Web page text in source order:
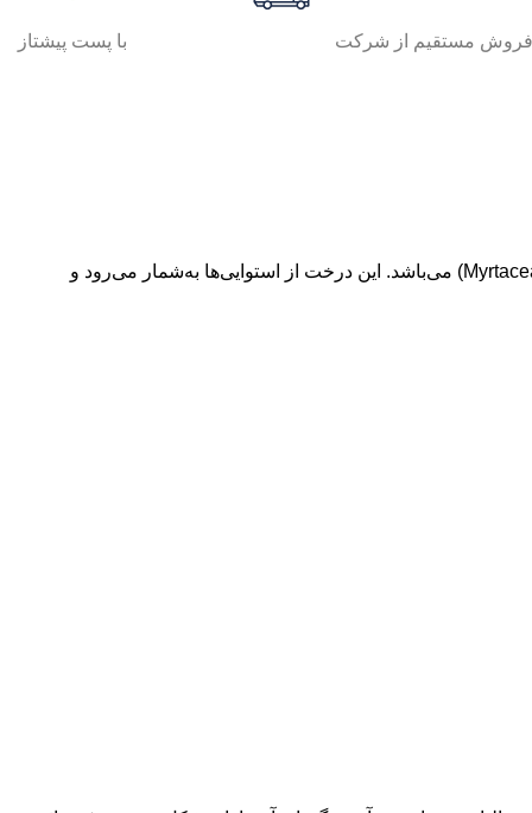
فروش مستقیم از شرکت با پست پیشتاز
نهال کبوده، که به‌طور علمی با نام “Eucalyptus globulus” شناخته می‌شود، یک گونه از درختان گوناگون است که از خانواده‌ی مرکبات (Myrtaceae) می‌باشد. این درخت از استوایی‌ها به‌شمار می‌رود و